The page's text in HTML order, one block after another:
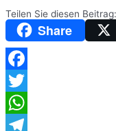
Teilen Sie diesen Beitrag:
Share
Facebook
Twitter
WhatsApp